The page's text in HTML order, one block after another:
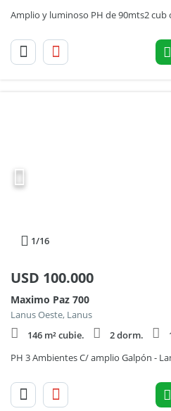
1/16
USD 100.000
Maximo Paz 700
Lanus Oeste, Lanus
146 m² cubie.
2 dorm.
PH 3 Ambientes C/ amplio Galpón -